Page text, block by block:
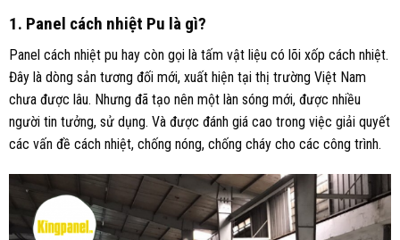
1. Panel cách nhiệt Pu là gì?
Panel cách nhiệt pu hay còn gọi là tấm vật liệu có lõi xốp cách nhiệt.
Đây là dòng sản tương đối mới, xuất hiện tại thị trường Việt Nam
chưa được lâu. Nhưng đã tạo nên một làn sóng mới, được nhiều
người tin tưởng, sử dụng. Và được đánh giá cao trong việc giải quyết
các vấn đề cách nhiệt, chống nóng, chống cháy cho các công trình.